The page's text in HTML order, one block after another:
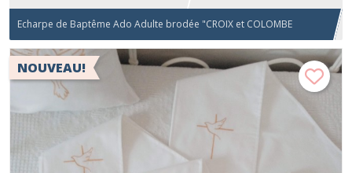
Echarpe de Baptême Ado Adulte brodée "CROIX et COLOMBE
épurées" (personnalisable avec date et prénom)
NOUVEAU!